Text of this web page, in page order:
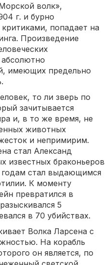
волк»,
г. и бурно
попадает на
Произведение
имеющих предельно
то ли зверь по
зачитывается
и, в то же время, не
животных
и непримирим.
стал Александ
известных браконьеров
годам стал выдающимся
К моменту
превратился в
5
в 70 убийствах.
Волка Ларсена с
На корабль
он является, по